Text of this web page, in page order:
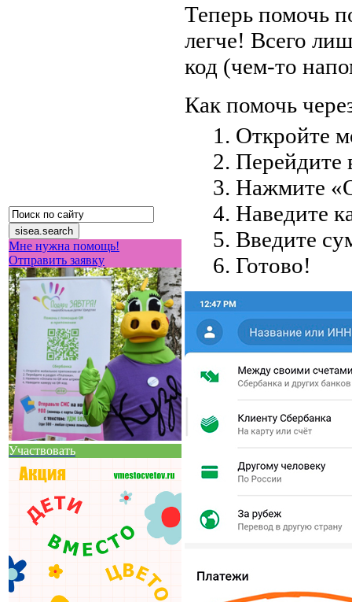
Мне нужна помощь!
Отправить заявку
Участвовать
Теперь помочь
легче! Всего
код (чем-то
Как помочь
Откройте
Перейдите
Нажмите
Наведите
Введите
Готово!